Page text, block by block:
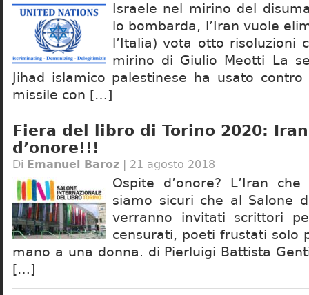
Israele nel mirino del
lo bombarda, l’Iran vuole
l’Italia) vota otto risoluzioni
mirino di Giulio Meotti La
Jihad islamico palestinese ha usato
missile con […]
Fiera del libro di Torino 2020:
d’onore!!!
Di Emanuel Baroz | 21 agosto 2018
Ospite d’onore? L’Iran
siamo sicuri che al Salone
verranno invitati scrittori
censurati, poeti frustati solo
mano a una donna. di Pierluigi Battista
[…]